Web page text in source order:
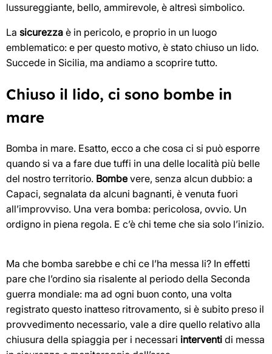
lussureggiante, bello, ammirevole, è altresì simbolico.
La sicurezza è in pericolo, e proprio in un luogo
emblematico: e per questo motivo, è stato chiuso un lido.
Succede in Sicilia, ma andiamo a scoprire tutto.
Chiuso il lido, ci sono bombe in
mare
Bomba in mare. Esatto, ecco a che cosa ci si può esporre
quando si va a fare due tuffi in una delle località più belle
del nostro territorio. Bombe vere, senza alcun dubbio: a
Capaci, segnalata da alcuni bagnanti, è venuta fuori
all’improvviso. Una vera bomba: pericolosa, ovvio. Un
ordigno in piena regola. E c’è chi teme che sia solo l’inizio.
Ma che bomba sarebbe e chi ce l’ha messa li? In effetti
pare che l’ordino sia risalente al periodo della Seconda
guerra mondiale: ma ad ogni buon conto, una volta
registrato questo inatteso ritrovamento, si è subito preso il
provvedimento necessario, vale a dire quello relativo alla
chiusura della spiaggia per i necessari interventi di messa